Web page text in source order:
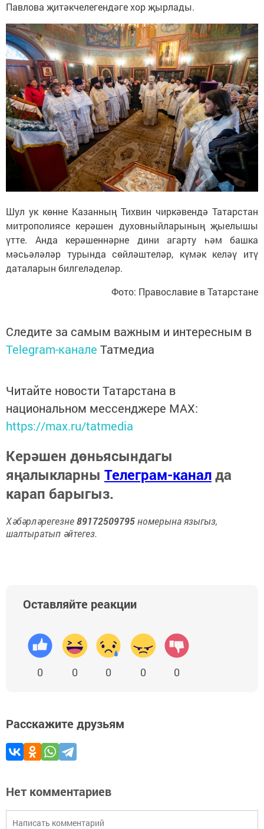
Павлова җитәкчелегендәге хор җырлады.
Шул ук көнне Казанның Тихвин чиркәвендә Татарстан
митрополиясе керәшен духовныйларының җыелышы
үтте. Анда керәшеннәрне дини агарту һәм башка
мәсьәләләр турында сөйләштеләр, күмәк келәү итү
даталарын билгеләделәр.
Фото: Православие в Татарстане
Следите за самым важным и интересным в
Telegram-канале Татмедиа
Читайте новости Татарстана в
национальном мессенджере MАХ:
https://max.ru/tatmedia
Керәшен дөньясындагы
яңалыкларны Телеграм-каналда
карап барыгыз.
Хәбәрләрегезне89172509795номерына языгыз,
шалтыратып әйтегез.
Оставляйте реакции
0 0 0 0 0
Расскажите друзьям
Нет комментариев